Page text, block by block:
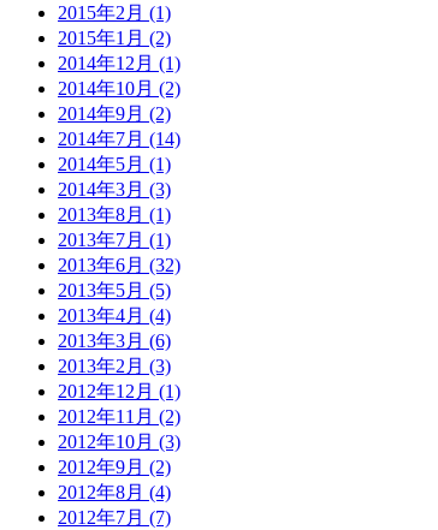
2015年2月 (1)
2015年1月 (2)
2014年12月 (1)
2014年10月 (2)
2014年9月 (2)
2014年7月 (14)
2014年5月 (1)
2014年3月 (3)
2013年8月 (1)
2013年7月 (1)
2013年6月 (32)
2013年5月 (5)
2013年4月 (4)
2013年3月 (6)
2013年2月 (3)
2012年12月 (1)
2012年11月 (2)
2012年10月 (3)
2012年9月 (2)
2012年8月 (4)
2012年7月 (7)